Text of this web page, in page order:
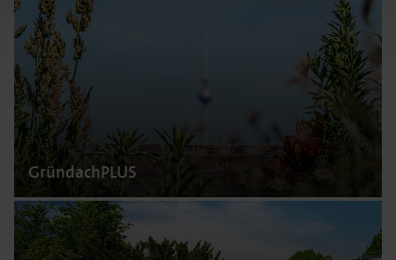
GründachPLUS